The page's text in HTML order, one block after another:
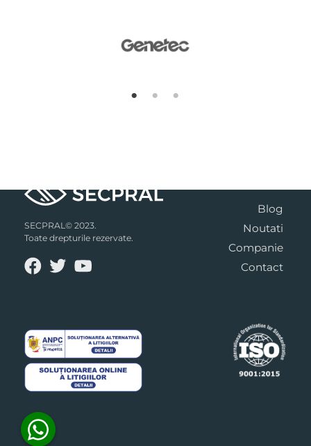
SECPRAL© 2023.
Toate drepturile rezervate.
Blog
Noutati
Companie
Contact